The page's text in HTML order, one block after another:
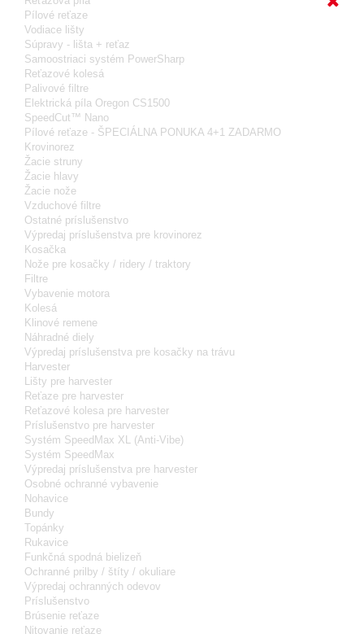
Pílové reťaze
Vodiace lišty
Súpravy - lišta + reťaz
Samoostriaci systém PowerSharp
Reťazové kolesá
Palivové filtre
Elektrická píla Oregon CS1500
SpeedCut™ Nano
Pílové reťaze - ŠPECIÁLNA PONUKA 4+1 ZADARMO
Krovinorez
Žacie struny
Žacie hlavy
Žacie nože
Vzduchové filtre
Ostatné príslušenstvo
Výpredaj príslušenstva pre krovinorez
Kosačka
Nože pre kosačky / ridery / traktory
Filtre
Vybavenie motora
Kolesá
Klinové remene
Náhradné diely
Výpredaj príslušenstva pre kosačky na trávu
Harvester
Lišty pre harvester
Reťaze pre harvester
Reťazové kolesa pre harvester
Príslušenstvo pre harvester
Systém SpeedMax XL (Anti-Vibe)
Systém SpeedMax
Výpredaj príslušenstva pre harvester
Osobné ochranné vybavenie
Nohavice
Bundy
Topánky
Rukavice
Funkčná spodná bielizeň
Ochranné prilby / štíty / okuliare
Výpredaj ochranných odevov
Príslušenstvo
Brúsenie reťaze
Nitovanie reťaze